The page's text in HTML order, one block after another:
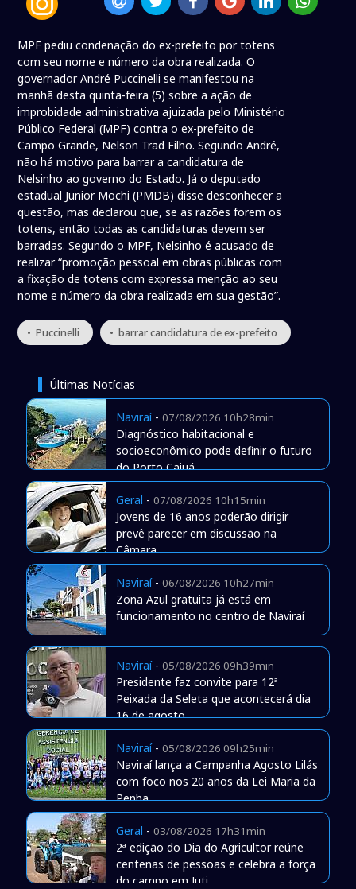
MPF pediu condenação do ex-prefeito por totens
com seu nome e número da obra realizada. O
governador André Puccinelli se manifestou na
manhã desta quinta-feira (5) sobre a ação de
improbidade administrativa ajuizada pelo Ministério
Público Federal (MPF) contra o ex-prefeito de
Campo Grande, Nelson Trad Filho. Segundo André,
não há motivo para barrar a candidatura de
Nelsinho ao governo do Estado. Já o deputado
estadual Junior Mochi (PMDB) disse desconhecer a
questão, mas declarou que, se as razões forem os
totens, então todas as candidaturas devem ser
barradas. Segundo o MPF, Nelsinho é acusado de
realizar “promoção pessoal em obras públicas com
a fixação de totens com expressa menção ao seu
nome e número da obra realizada em sua gestão”.
• Puccinelli • barrar candidatura de ex-prefeito
Últimas Notícias
Naviraí- 07/08/2026 10h28min
Diagnóstico habitacional e
socioeconômico pode definir o futuro
do Porto Caiuá
Geral - 07/08/2026 10h15min
Jovens de 16 anos poderão dirigir
prevê parecer em discussão na
Câmara
Naviraí- 06/08/2026 10h27min
Zona Azul gratuita já está em
funcionamento no centro de Naviraí
Naviraí- 05/08/2026 09h39min
Presidente faz convite para 12ª
Peixada da Seleta que acontecerá dia
16 de agosto
Naviraí- 05/08/2026 09h25min
Naviraí lança a Campanha Agosto Lilás
com foco nos 20 anos da Lei Maria da
Penha
Geral - 03/08/2026 17h31min
2ª edição do Dia do Agricultor reúne
centenas de pessoas e celebra a força
do campo em Juti